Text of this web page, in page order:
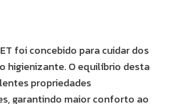
foi concebido para cuidar dos
higienizante. O equilíbrio desta
propriedades
garantindo maior conforto ao